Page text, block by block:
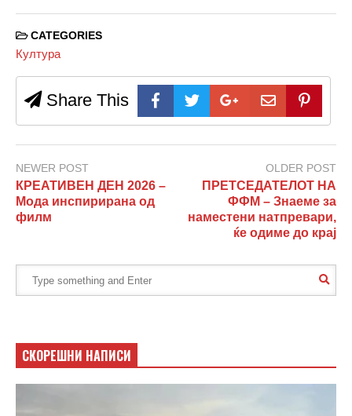
CATEGORIES
Култура
Share This
NEWER POST
КРЕАТИВЕН ДЕН 2026 –
Мода инспирирана од
филм
OLDER POST
ПРЕТСЕДАТЕЛОТ НА
ФФМ – Знаеме за
наместени натпревари,
ќе одиме до крај
СКОРЕШНИ НАПИСИ